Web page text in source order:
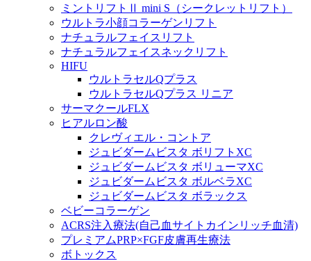
ミントリフトⅡ mini S（シークレットリフト）
ウルトラ小顔コラーゲンリフト
ナチュラルフェイスリフト
ナチュラルフェイスネックリフト
HIFU
ウルトラセルQプラス
ウルトラセルQプラス リニア
サーマクールFLX
ヒアルロン酸
クレヴィエル・コントア
ジュビダームビスタ ボリフトXC
ジュビダームビスタ ボリューマXC
ジュビダームビスタ ボルベラXC
ジュビダームビスタ ボラックス
ベビーコラーゲン
ACRS注入療法(自己血サイトカインリッチ血清)
プレミアムPRP×FGF皮膚再生療法
ボトックス